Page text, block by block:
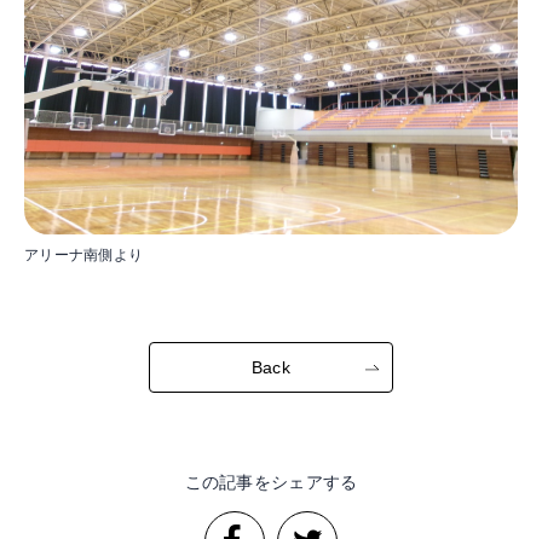
アリーナ南側より
Back
この記事をシェアする